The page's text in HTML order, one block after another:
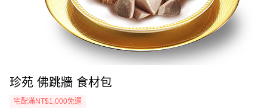
珍苑 佛跳牆 食材包
宅配滿NT$1,000免運